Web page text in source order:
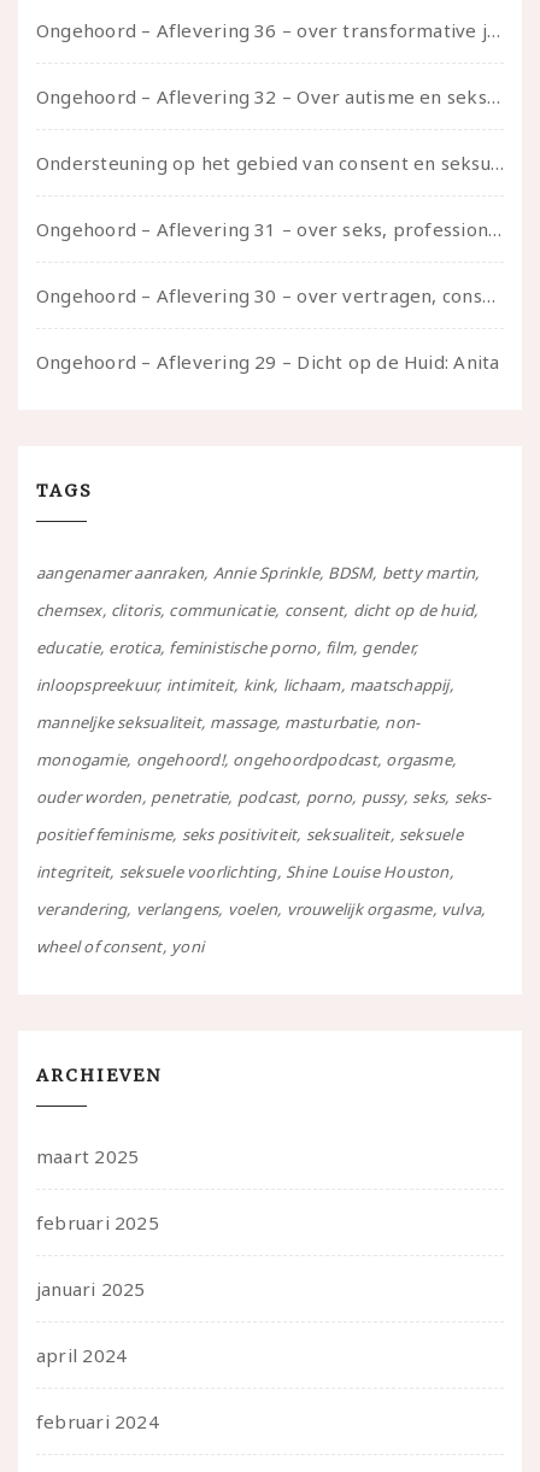
Ongehoord – Aflevering 36 – over transformative justice – in gesprek met Ella en carson
Ongehoord – Aflevering 32 – Over autisme en seksualiteit – in gesprek met Roos Reijbroek
Ondersteuning op het gebied van consent en seksualiteit
Ongehoord – Aflevering 31 – over seks, professioneel en persoonlijk, een gesprek met Marije
Ongehoord – Aflevering 30 – over vertragen, consent en negatieve gevoelens met Meg-John Barker
Ongehoord – Aflevering 29 – Dicht op de Huid: Anita
TAGS
aangenamer aanraken Annie Sprinkle BDSM betty martin
chemsex clitoris communicatie consent dicht op de huid
educatie erotica feministische porno film gender
inloopspreekuur intimiteit kink lichaam maatschappij
manneljke seksualiteit massage masturbatie non-
monogamie ongehoord! ongehoordpodcast orgasme
ouder worden penetratie podcast porno pussy seks seks-
positief feminisme seks positiviteit seksualiteit seksuele
integriteit seksuele voorlichting Shine Louise Houston
verandering verlangens voelen vrouwelijk orgasme vulva
wheel of consent yoni
ARCHIEVEN
maart 2025
februari 2025
januari 2025
april 2024
februari 2024